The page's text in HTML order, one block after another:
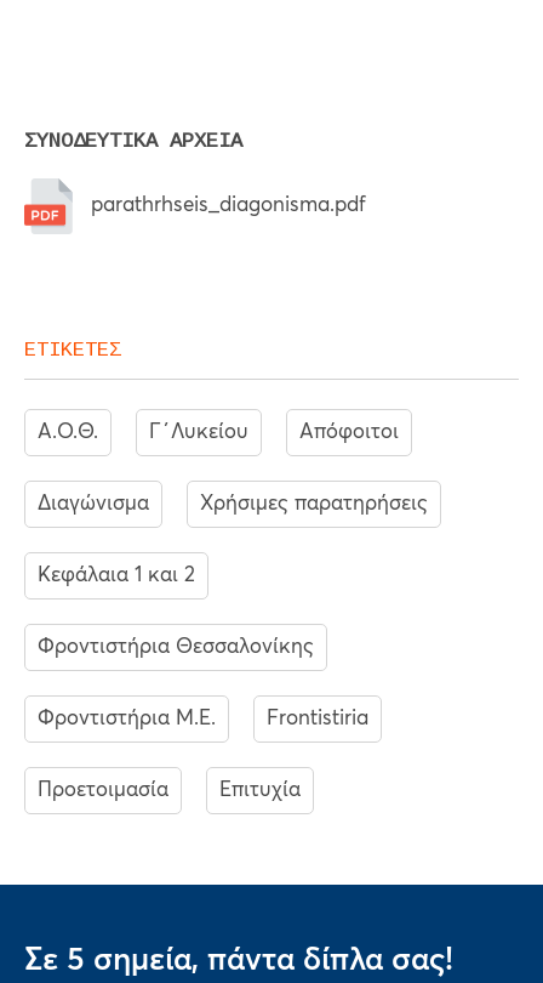
ΣΥΝΟΔΕΥΤΙΚΑ ΑΡΧΕΙΑ
parathrhseis_diagonisma.pdf
ΕΤΙΚΕΤΕΣ
Α.Ο.Θ. Γ΄Λυκείου Απόφοιτοι
Διαγώνισμα Χρήσιμες παρατηρήσεις
Κεφάλαια 1 και 2
Φροντιστήρια Θεσσαλονίκης
Φροντιστήρια Μ.Ε. Frontistiria
Προετοιμασία Επιτυχία
Σε 5 σημεία, πάντα δίπλα σας!